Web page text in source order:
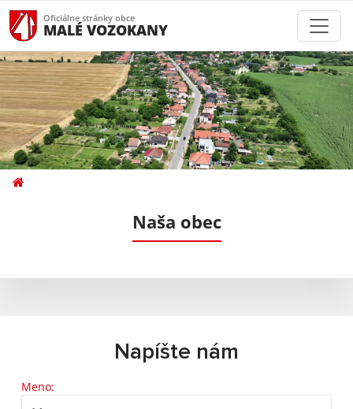
Oficiálne stránky obce
MALÉ VOZOKANY
Naša obec
Napíšte nám
Meno: